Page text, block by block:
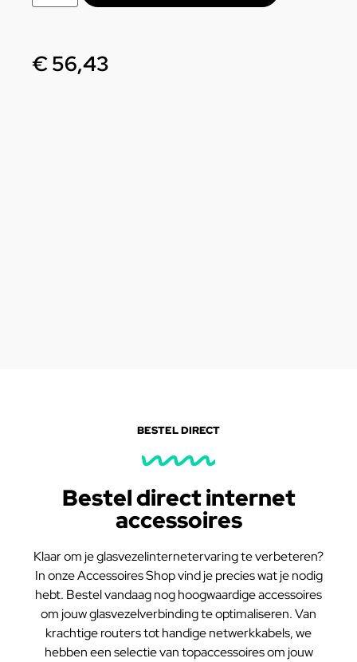
€56,43
BESTEL DIRECT
Bestel direct internet
accessoires
Klaar om je glasvezelinternetervaring te verbeteren?
In onze Accessoires Shop vind je precies wat je nodig
hebt. Bestel vandaag nog hoogwaardige accessoires
om jouw glasvezelverbinding te optimaliseren. Van
krachtige routers tot handige netwerkkabels, we
hebben een selectie van topaccessoires om jouw